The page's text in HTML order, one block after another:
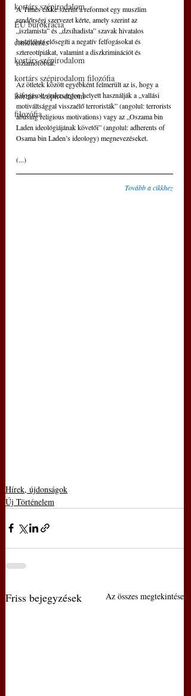
kortárs szépirodalom
EU bürokrácia
emlékezés
kortárs szépirodalom
kortárs szépirodalom filozófia
kortárs szépirodalom
filozófia
A Times cikke szerint a reformot egy muszlim
rendőrségi szervezet kérte, amely szerint az
„iszlamista” és „dzsihadista” szavak hivatalos
használata elősegíti a negatív felfogásokat és
sztereotípiákat, valamint a diszkriminációt és
iszlamofóbiát.
Az ötletek között egyébként felmerült az is, hogy a
kifogásolt szakzsargon helyett használják a „vallási
motiváltsággal visszaélő terroristák” (angolul: terrorists
abusing religious motivations) vagy az „Oszama bin
Laden ideológiájának követői” (angolul: adherents of
Osama bin Laden’s ideology) megnevezéseket.
(...)
Tovább a cikkhez
Hírek, újdonságok
Új Történelem
Friss bejegyzések Az összes megtekintése